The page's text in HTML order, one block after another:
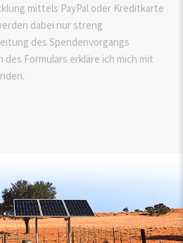
mittels PayPal oder Kreditkarte
dabei nur streng
des Spendenvorgangs
Formulars erkläre ich mich mit